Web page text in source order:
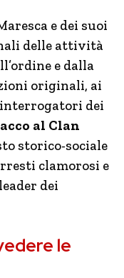
e dei suoi
delle attività
e dalla
originali, ai
dei
al Clan
storico-sociale
clamorosi e
dei
le